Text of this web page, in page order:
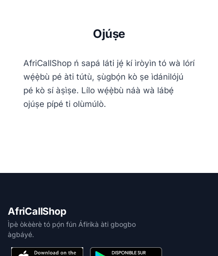
Ojúṣe
AfriCallShop ń sapá láti jẹ́ kí ìròyìn tó wà lórí
wẹ́ẹ̀bù pé àti tútù, ṣùgbọ́n kò ṣe ìdánilójú
pé kò sí àṣìṣe. Lílo wẹ́ẹ̀bù náà wà lábẹ́
ojúṣe pípé ti olùmúlò.
AfriCallShop
Ìpè òkèèrè tó pọ́n fún Áfíríkà àti gbogbo
àgbáyé.